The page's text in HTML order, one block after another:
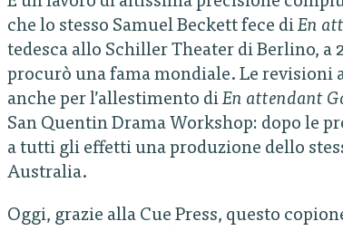
che lo stesso Samuel Beckett fece di En
tedesca allo Schiller Theater di Berlino, a
procurò una fama mondiale. Le revisioni
anche per l’allestimento di En attendant
San Quentin Drama Workshop: dopo le
a tutti gli effetti una produzione dello
Australia.
Oggi, grazie alla Cue Press, questo